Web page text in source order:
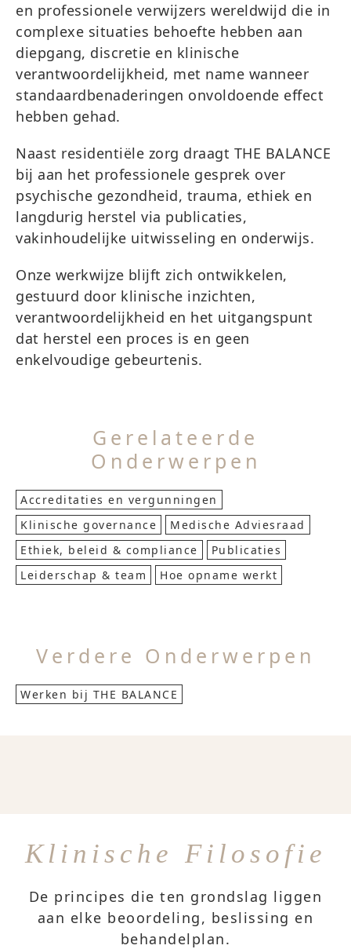
en professionele verwijzers wereldwijd die in
complexe situaties behoefte hebben aan
diepgang, discretie en klinische
verantwoordelijkheid, met name wanneer
standaardbenaderingen onvoldoende effect
hebben gehad.
Naast residentiële zorg draagt THE BALANCE
bij aan het professionele gesprek over
psychische gezondheid, trauma, ethiek en
langdurig herstel via publicaties,
vakinhoudelijke uitwisseling en onderwijs.
Onze werkwijze blijft zich ontwikkelen,
gestuurd door klinische inzichten,
verantwoordelijkheid en het uitgangspunt
dat herstel een proces is en geen
enkelvoudige gebeurtenis.
Gerelateerde
Onderwerpen
Accreditaties en vergunningen
Klinische governance
Medische Adviesraad
Ethiek, beleid & compliance
Publicaties
Leiderschap & team
Hoe opname werkt
Verdere Onderwerpen
Werken bij THE BALANCE
Klinische Filosofie
De principes die ten grondslag liggen
aan elke beoordeling, beslissing en
behandelplan.